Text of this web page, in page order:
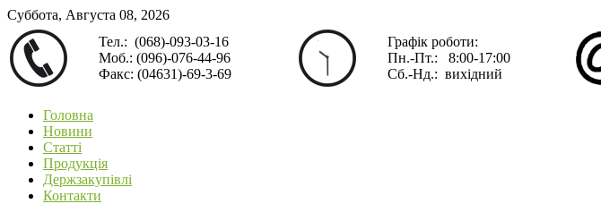
Суббота, Августа 08, 2026
Тел.: (068)-093-03-16
Моб.: (096)-076-44-96
Факс: (04631)-69-3-69
Графік роботи:
Пн.-Пт.: 8:00-17:00
Сб.-Нд.: вихідний
Головна
Новини
Статті
Продукція
Держзакупівлі
Контакти